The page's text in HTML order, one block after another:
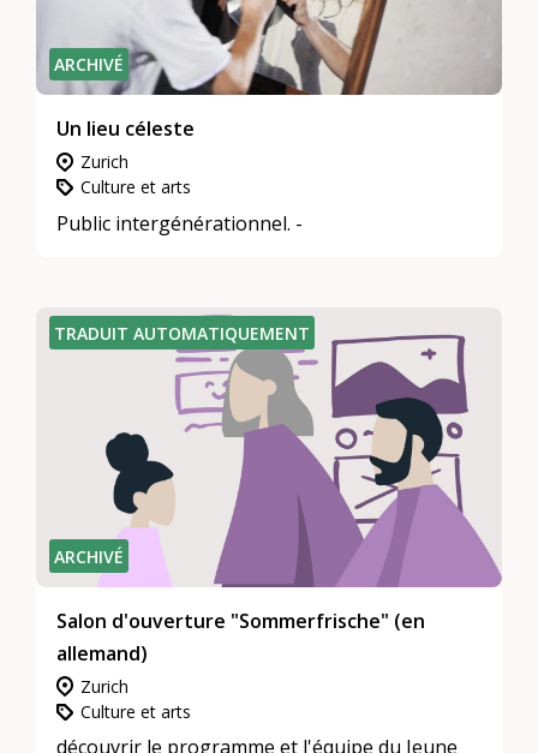
ARCHIVÉ
Un lieu céleste
Zurich
Culture et arts
Public intergénérationnel. -
ARCHIVÉ
TRADUIT AUTOMATIQUEMENT
Salon d'ouverture "Sommerfrische" (en
allemand)
Zurich
Culture et arts
découvrir le programme et l'équipe du Jeune